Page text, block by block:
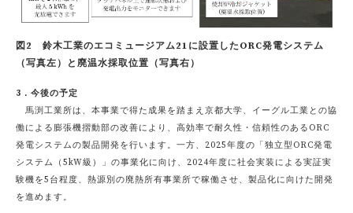
図2 鈴木工業のエコミュージアム21に設置したORC発電システム
（写真左）と廃温水採取位置（写真右）
3．今後の予定
馬渕工業所は、本事業で得た成果を踏まえ京都大学、イーグル工業との協
働による膨張機摺動部の改善により、高効率で耐久性・信頼性のあるORC
発電システムの製品開発を行います。一方、2025年度の「独立型ORC発電
システム（5kW級）」の事業化に向け、2024年度に社会実装による実証実
験機を5台程度、熱源別の廃熱所有事業所で稼働させ、製品化に向けた開発
を進めます。